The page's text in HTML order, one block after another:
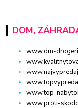
DOM,
www.dm-
www.top-
www.proti-